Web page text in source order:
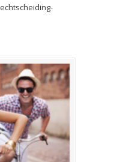
echtscheiding-